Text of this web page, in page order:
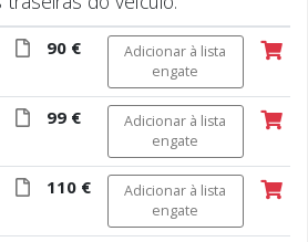
90 €
Adicionar à lista
engate
99 €
Adicionar à lista
engate
110 €
Adicionar à lista
engate